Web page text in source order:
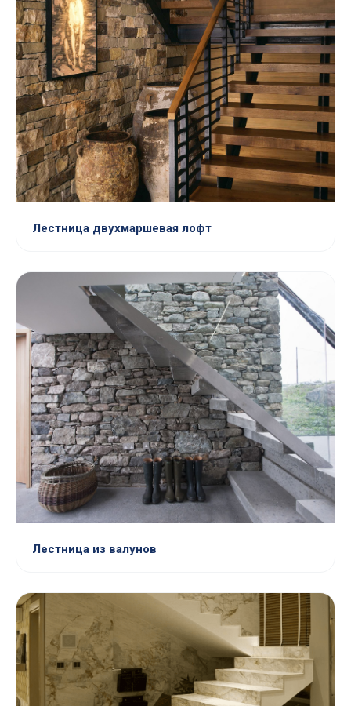
Лестница двухмаршевая лофт
Лестница из валунов